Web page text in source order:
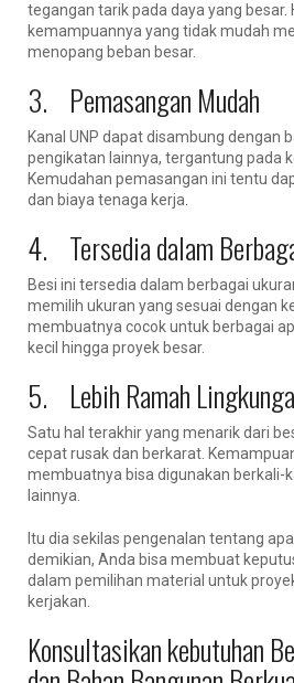
tegangan tarik pada daya yang besar.
kemampuannya yang tidak mudah
menopang beban besar.
3. Pemasangan Mudah
Kanal UNP dapat disambung dengan
pengikatan lainnya, tergantung pada
Kemudahan pemasangan ini tentu
dan biaya tenaga kerja.
4. Tersedia dalam
Besi ini tersedia dalam berbagai
memilih ukuran yang sesuai dengan
membuatnya cocok untuk berbagai
kecil hingga proyek besar.
5. Lebih Ramah
Satu hal terakhir yang menarik dari
cepat rusak dan berkarat.
membuatnya bisa digunakan berkali-
lainnya.
Itu dia sekilas pengenalan tentang
demikian, Anda bisa membuat
dalam pemilihan material untuk
kerjakan.
Konsultasikan kebutuhan